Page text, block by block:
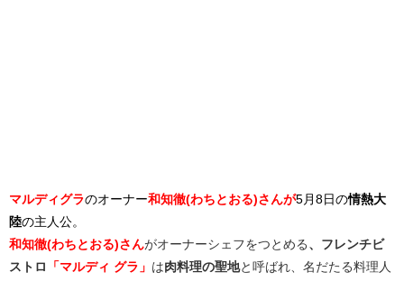
マルディグラのオーナー和知徹(わちとおる)さんが5月8日の情熱大
陸の主人公。
和知徹(わちとおる)さんがオーナーシェフをつとめる 、フレンチビ
ストロ
「マルディ グラ」 は肉料理の聖地と呼ばれ、名だたる料理人